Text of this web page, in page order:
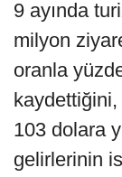
9 ayında
milyon
oranla
kaydettiğini,
103 dolara
gelirlerinin